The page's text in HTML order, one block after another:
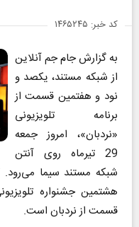
کد خبر: ۱۴۶۵۲۴۵
به گزارش جام جم آنلاین
از شبکه مستند، یکصد و
نود و هفتمین قسمت از
برنامه تلویزیونی
«نردبان»، امروز جمعه
29 تیرماه روی آنتن
شبکه مستند سیما می‌رود.
هشتمین جشنواره
قسمت از نردبان است.